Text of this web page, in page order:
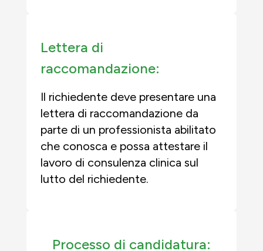
Lettera di
raccomandazione:
Il richiedente deve presentare una
lettera di raccomandazione da
parte di un professionista abilitato
che conosca e possa attestare il
lavoro di consulenza clinica sul
lutto del richiedente.
Processo di candidatura: